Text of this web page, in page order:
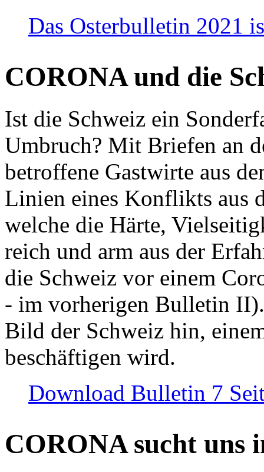
Das Osterbulletin 2021
CORONA und die
Ist die Schweiz ein
Umbruch? Mit Briefen an
betroffene Gastwirte aus
Linien eines Konflikts aus
welche die Härte,
reich und arm aus der
die Schweiz vor einem
- im vorherigen Bulletin
Bild der Schweiz hin,
beschäftigen wird.
Download Bulletin 7
CORONA sucht uns